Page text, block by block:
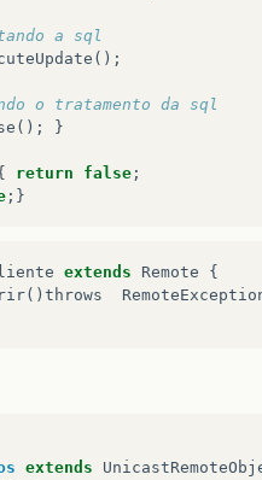
a sql
();
o tratamento da sql
(); }
return false ;
;}
extends Remote
{
() throws
extends